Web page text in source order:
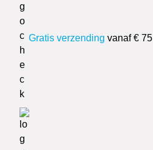
Gratis verzending vanaf € 75